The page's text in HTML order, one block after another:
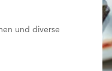
und diverse